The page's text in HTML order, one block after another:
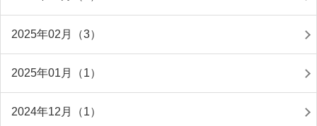
2025年02月（3）
2025年01月（1）
2024年12月（1）